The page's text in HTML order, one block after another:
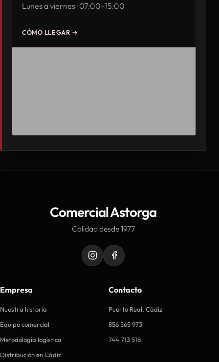
Lunes a viernes · 07:00–15:00
CÓMO LLEGAR →
Comercial Astorga
Calidad desde 1977
Empresa
Nuestra historia
Equipo comercial
Metodología logística
Distribución en Cádiz
Contacto
Puerto Real, Cádiz
856 565 973
744 713 516